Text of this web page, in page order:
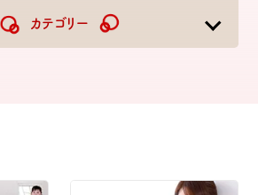
2023
カテゴリー